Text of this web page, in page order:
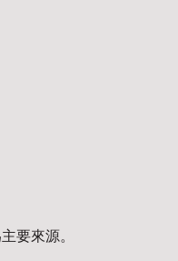
要來源。